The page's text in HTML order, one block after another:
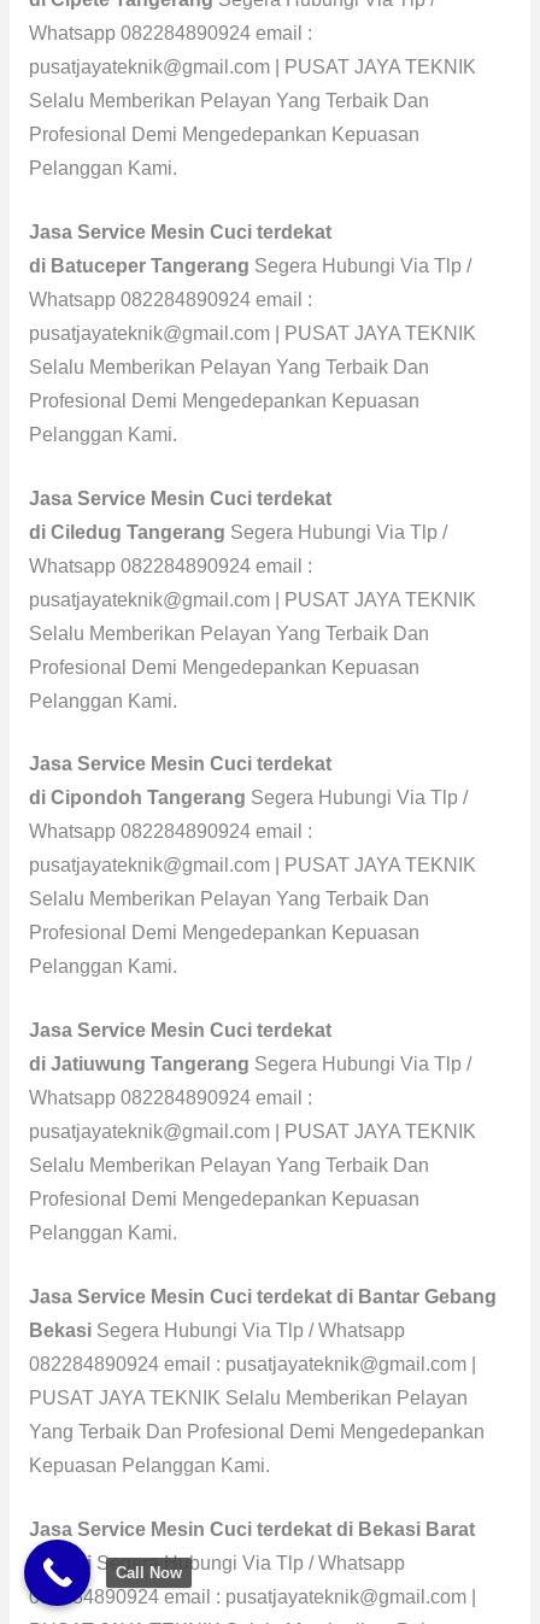
Whatsapp 082284890924 email :
pusatjayateknik@gmail.com | PUSAT JAYA TEKNIK
Selalu Memberikan Pelayan Yang Terbaik Dan
Profesional Demi Mengedepankan Kepuasan
Pelanggan Kami.
Jasa Service Mesin Cuci terdekat
di Batuceper Tangerang Segera Hubungi Via Tlp /
Whatsapp 082284890924 email :
pusatjayateknik@gmail.com | PUSAT JAYA TEKNIK
Selalu Memberikan Pelayan Yang Terbaik Dan
Profesional Demi Mengedepankan Kepuasan
Pelanggan Kami.
Jasa Service Mesin Cuci terdekat
di Ciledug Tangerang Segera Hubungi Via Tlp /
Whatsapp 082284890924 email :
pusatjayateknik@gmail.com | PUSAT JAYA TEKNIK
Selalu Memberikan Pelayan Yang Terbaik Dan
Profesional Demi Mengedepankan Kepuasan
Pelanggan Kami.
Jasa Service Mesin Cuci terdekat
di Cipondoh Tangerang Segera Hubungi Via Tlp /
Whatsapp 082284890924 email :
pusatjayateknik@gmail.com | PUSAT JAYA TEKNIK
Selalu Memberikan Pelayan Yang Terbaik Dan
Profesional Demi Mengedepankan Kepuasan
Pelanggan Kami.
Jasa Service Mesin Cuci terdekat
di Jatiuwung Tangerang Segera Hubungi Via Tlp /
Whatsapp 082284890924 email :
pusatjayateknik@gmail.com | PUSAT JAYA TEKNIK
Selalu Memberikan Pelayan Yang Terbaik Dan
Profesional Demi Mengedepankan Kepuasan
Pelanggan Kami.
Jasa Service Mesin Cuci terdekat di Bantar Gebang
Bekasi Segera Hubungi Via Tlp / Whatsapp
082284890924 email : pusatjayateknik@gmail.com |
PUSAT JAYA TEKNIK Selalu Memberikan Pelayan
Yang Terbaik Dan Profesional Demi Mengedepankan
Kepuasan Pelanggan Kami.
Jasa Service Mesin Cuci terdekat di Bekasi Barat
Bekasi Segera Hubungi Via Tlp / Whatsapp
082284890924 email : pusatjayateknik@gmail.com |
Call Now